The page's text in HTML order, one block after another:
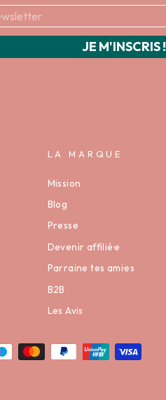
JE M'INSCRIS !
LA MARQUE
Mission
Blog
Presse
Devenir affilié·e
Parraine tes ami·es
B2B
Les Avis